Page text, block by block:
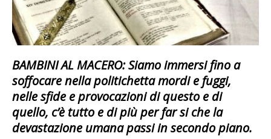
BAMBINI AL MACERO: Siamo immersi fino a
soffocare nella politichetta mordi e fuggi,
nelle sfide e provocazioni di questo e di
quello, c’è tutto e di più per far si che la
devastazione umana passi in secondo piano.